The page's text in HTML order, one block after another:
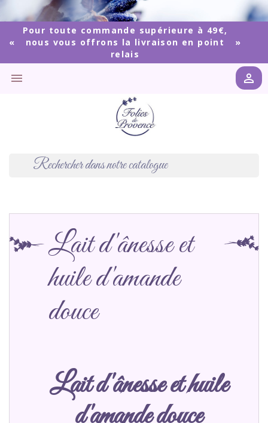
Pour toute commande supérieure à 49€,
nous vous offrons la livraison en point
relais
 
Lait d'ânesse et
huile d'amande
douce
Lait d'ânesse et huile